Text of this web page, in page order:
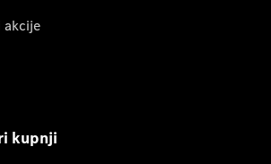
akcije
kupnji